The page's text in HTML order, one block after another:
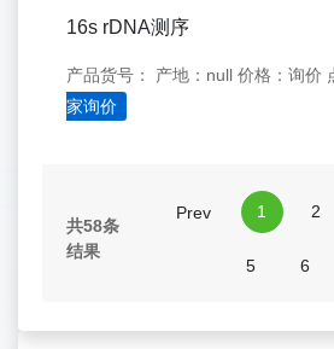
16s rDNA测序
产品货号： 产地：null 价格：询价
家询价
共58条
结果
Prev 1 2
5 6